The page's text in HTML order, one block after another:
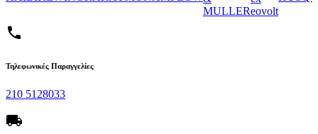
phone
Τηλεφωνικές Παραγγελίες
210 5128033
local_shipping